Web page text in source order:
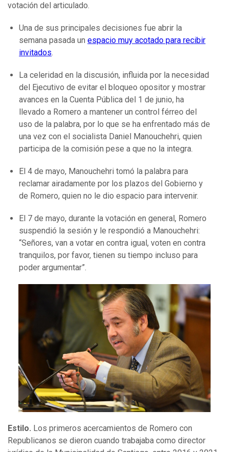
votación del articulado.
Una de sus principales decisiones fue abrir la
semana pasada un espacio muy acotado para recibir
invitados.
La celeridad en la discusión, influida por la necesidad
del Ejecutivo de evitar el bloqueo opositor y mostrar
avances en la Cuenta Pública del 1 de junio, ha
llevado a Romero a mantener un control férreo del
uso de la palabra, por lo que se ha enfrentado más de
una vez con el socialista Daniel Manouchehri, quien
participa de la comisión pese a que no la integra.
El 4 de mayo, Manouchehri tomó la palabra para
reclamar airadamente por los plazos del Gobierno y
de Romero, quien no le dio espacio para intervenir.
El 7 de mayo, durante la votación en general, Romero
suspendió la sesión y le respondió a Manouchehri:
“Señores, van a votar en contra igual, voten en contra
tranquilos, por favor, tienen su tiempo incluso para
poder argumentar”.
Estilo. Los primeros acercamientos de Romero con
Republicanos se dieron cuando trabajaba como director